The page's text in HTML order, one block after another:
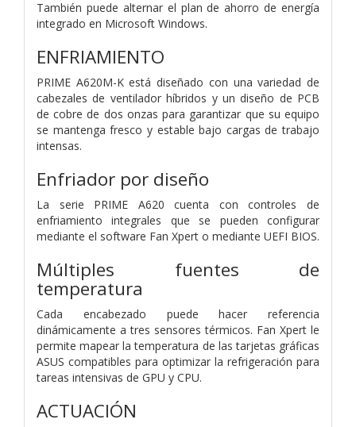
También puede alternar el plan de ahorro de energía
integrado en Microsoft Windows.
ENFRIAMIENTO
PRIME A620M-K está diseñado con una variedad de
cabezales de ventilador híbridos y un diseño de PCB
de cobre de dos onzas para garantizar que su equipo
se mantenga fresco y estable bajo cargas de trabajo
intensas.
Enfriador por diseño
La serie PRIME A620 cuenta con controles de
enfriamiento integrales que se pueden configurar
mediante el software Fan Xpert o mediante UEFI BIOS.
Múltiples fuentes de
temperatura
Cada encabezado puede hacer referencia
dinámicamente a tres sensores térmicos. Fan Xpert le
permite mapear la temperatura de las tarjetas gráficas
ASUS compatibles para optimizar la refrigeración para
tareas intensivas de GPU y CPU.
ACTUACIÓN